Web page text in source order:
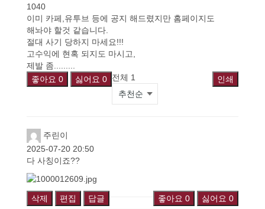
1040
이미 카페,유투브 등에 공지 해드렸지만 홈페이지도
해놔야 할것 같습니다.
절대 사기 당하지 마세요!!!
고수익에 현혹 되지도 마시고,
제발 좀.........
좋아요 0 싫어요 0 인쇄
전체 1
주린이
2025-07-20 20:50
다 사칭이죠??
삭제 편집 답글 좋아요 0 싫어요 0